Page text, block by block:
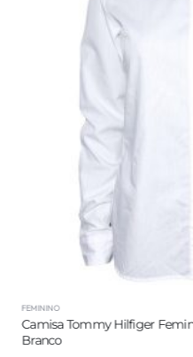
FEMININO
Camisa Tommy Hilfiger
Branco